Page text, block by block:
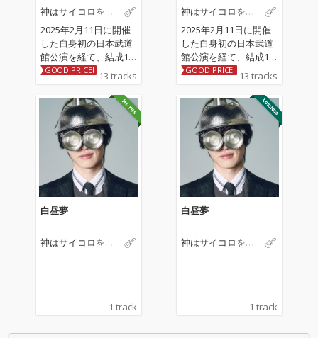
神はサイコロを振
2025年2月11日に開催
した自身初の日本武道
館公演を経て、結成10
周年、メジャーデビュ
ー5周年のダブルアニ
バーサリーイヤーを駆
け抜けた神はサイコロ
を振らないが放つ2年7
ヶ月振りとなる3rd Full
Album「EINSTEIN = RO
SEN BRIDGE」がここ
に完成!
GOOD PRICE! 13 tracks
神はサイコロを振
2025年2月11日に開催
した自身初の日本武道
館公演を経て、結成10
周年、メジャーデビュ
ー5周年のダブルアニ
バーサリーイヤーを駆
け抜けた神はサイコロ
を振らないが放つ2年7
ヶ月振りとなる3rd Full
Album「EINSTEIN = RO
SEN BRIDGE」がここ
に完成!
GOOD PRICE! 13 tracks
白昼夢
神はサイコロを振
1 track
白昼夢
神はサイコロを振
1 track